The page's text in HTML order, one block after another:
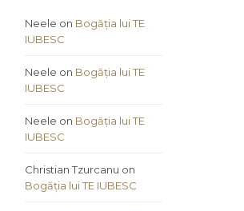
Neele on Bogăția lui TE
IUBESC
Neele on Bogăția lui TE
IUBESC
Neele on Bogăția lui TE
IUBESC
Christian Tzurcanu on
Bogăția lui TE IUBESC